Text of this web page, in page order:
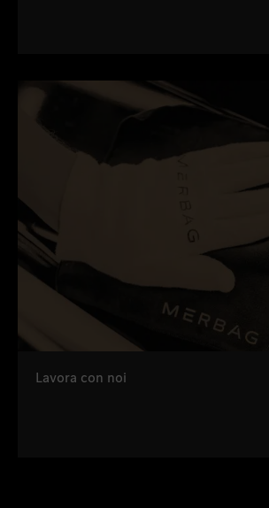
Lavora con noi